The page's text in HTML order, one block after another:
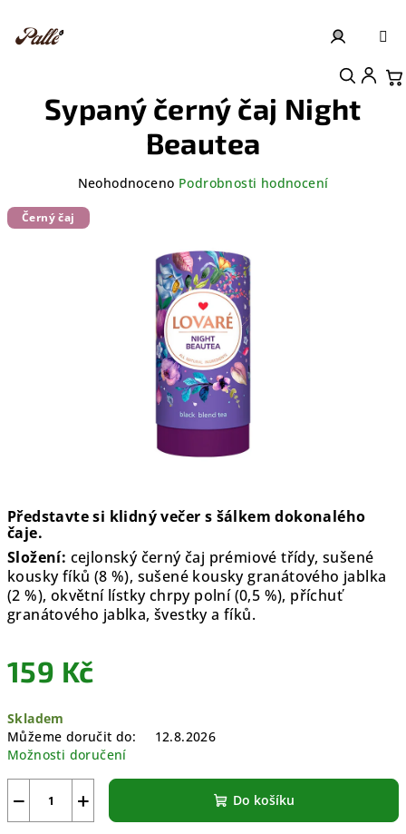
obsah
Přihlášení
Představte si klidný večer s šálkem dokonalého
čaje.
Složení: cejlonský černý čaj prémiové třídy, sušené
kousky fíků (8 %), sušené kousky granátového jablka
(2 %), okvětní lístky chrpy polní (0,5 %), příchuť
granátového jablka, švestky a fíků.
159 Kč
cena:
Skladem
Můžeme doručit do:
12.8.2026
Možnosti doručení
+
− Do košíku
Sypaný černý čaj Night
Beautea
produktu
Neohodnoceno Podrobnosti hodnocení
Černý čaj